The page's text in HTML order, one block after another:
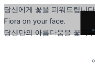
콘
텐
츠
당신에게 꽃을 피워드립니
Fiora on your face.
당신만의 아름다움을 꽃피우